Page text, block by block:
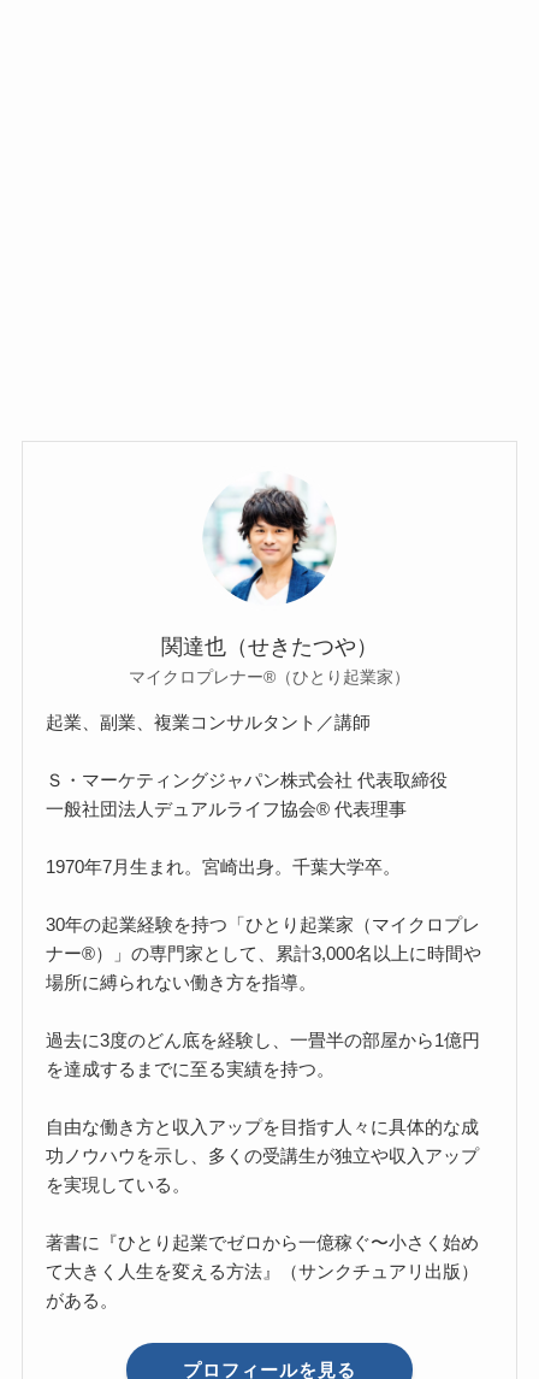
関達也（せきたつや）
マイクロプレナー®（ひとり起業家）
起業、副業、複業コンサルタント／講師
Ｓ・マーケティングジャパン株式会社 代表取締役
一般社団法人デュアルライフ協会® 代表理事
1970年7月生まれ。宮崎出身。千葉大学卒。
30年の起業経験を持つ「ひとり起業家（マイクロプレ
ナー®）」の専門家として、累計3,000名以上に時間や
場所に縛られない働き方を指導。
過去に3度のどん底を経験し、一畳半の部屋から1億円
を達成するまでに至る実績を持つ。
自由な働き方と収入アップを目指す人々に具体的な成
功ノウハウを示し、多くの受講生が独立や収入アップ
を実現している。
著書に『ひとり起業でゼロから一億稼ぐ〜小さく始め
て大きく人生を変える方法』（サンクチュアリ出版）
がある。
プロフィールを見る